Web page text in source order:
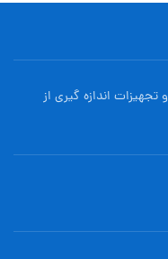
تجهيزات اندازه گیری از